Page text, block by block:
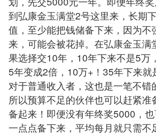
到弘康金玉满堂2号这里来，长期
值，至少能把钱储备下来，因为不
来，可能会被花掉。在弘康金玉满
果选择交10年，10年下来不是5万
5年变成2倍，10万+！35年下来就
对于普通收入者，这也是一笔不错
所以预算不足的伙伴也可以赶紧准
备起来！即便没有年终奖5000，
一点点备下来，平均每月就只需不